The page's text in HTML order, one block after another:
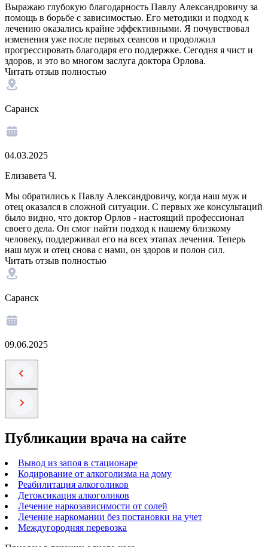
Выражаю глубокую благодарность Павлу Александровичу за
помощь в борьбе с зависимостью. Его методики и подход к
лечению оказались крайне эффективными. Я почувствовал
изменения уже после первых сеансов и продолжил
прогрессировать благодаря его поддержке. Сегодня я чист и
здоров, и это во многом заслуга доктора Орлова.
Читать отзыв полностью
Саранск
04.03.2025
Елизавета Ч.
Мы обратились к Павлу Александровичу, когда наш муж и
отец оказался в сложной ситуации. С первых же консультаций
было видно, что доктор Орлов - настоящий профессионал
своего дела. Он смог найти подход к нашему близкому
человеку, поддерживал его на всех этапах лечения. Теперь
наш муж и отец снова с нами, он здоров и полон сил.
Читать отзыв полностью
Саранск
09.06.2025
Публикации врача на сайте
Вывод из запоя в стационаре
Кодирование от алкоголизма на дому
Реабилитация алкоголиков
Детоксикация алкоголиков
Лечение наркозависимости от солей
Лечение наркомании без постановки на учет
Междугородняя перевозка